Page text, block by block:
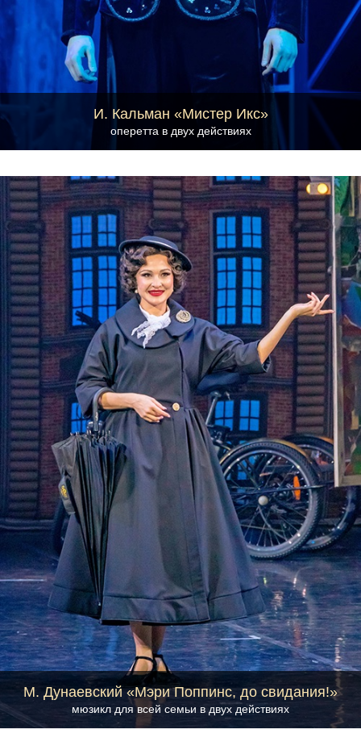
И. Кальман «Мистер Икс»
оперетта в двух действиях
М. Дунаевский «Мэри Поппинс, до свидания!»
мюзикл для всей семьи в двух действиях